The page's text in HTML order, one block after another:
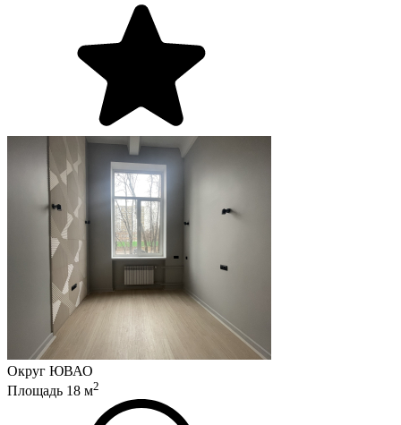
Округ ЮВАО
Площадь 18 м2